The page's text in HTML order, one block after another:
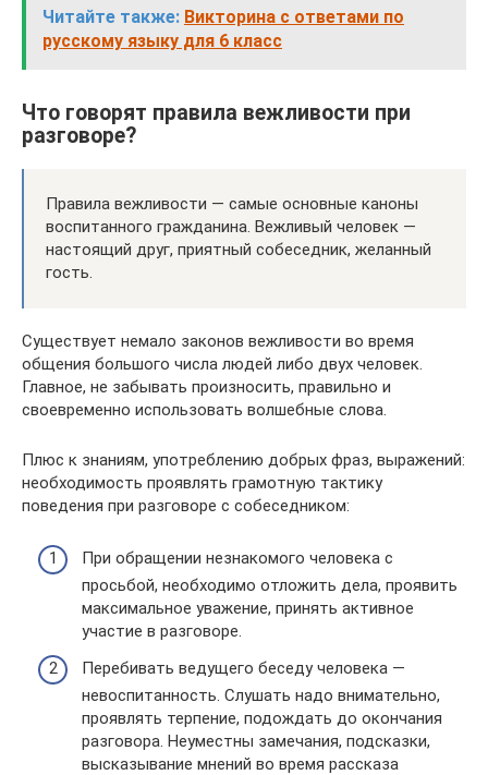
Читайте также: Викторина с ответами по
русскому языку для 6 класс
Что говорят правила вежливости при
разговоре?
Правила вежливости — самые основные каноны
воспитанного гражданина. Вежливый человек —
настоящий друг, приятный собеседник, желанный
гость.
Существует немало законов вежливости во время
общения большого числа людей либо двух человек.
Главное, не забывать произносить, правильно и
своевременно использовать волшебные слова.
Плюс к знаниям, употреблению добрых фраз, выражений:
необходимость проявлять грамотную тактику
поведения при разговоре с собеседником:
При обращении незнакомого человека с
просьбой, необходимо отложить дела, проявить
максимальное уважение, принять активное
участие в разговоре.
Перебивать ведущего беседу человека —
невоспитанность. Слушать надо внимательно,
проявлять терпение, подождать до окончания
разговора. Неуместны замечания, подсказки,
высказывание мнений во время рассказа